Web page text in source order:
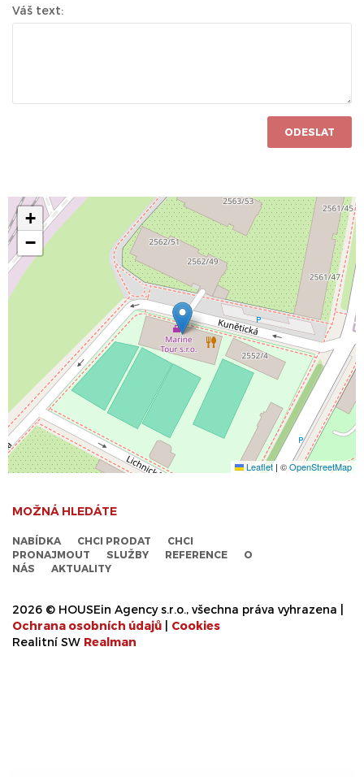
Váš text:
ODESLAT
+
−
Leaflet | ©OpenStreetMap
MOŽNÁ HLEDÁTE
NABÍDKA CHCI PRODAT
CHCI
PRONAJMOUT
SLUŽBY REFERENCE
O
NÁS
AKTUALITY
2026 © HOUSEin Agency s.r.o., všechna práva vyhrazena |
Ochrana osobních údajů
Cookies
Realitní SW Realman